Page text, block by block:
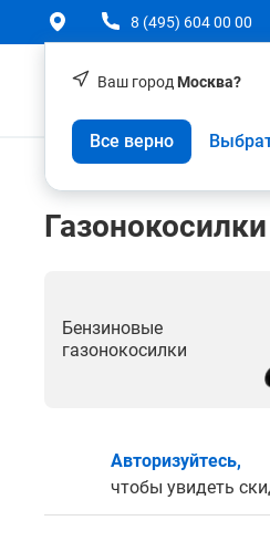
Ваш город Москва?
Все верно
8 (495) 604 00 00
Техника
Газонокосилки
Бензиновые
газонокосилки
Авторизуйтесь,
чтобы увидеть